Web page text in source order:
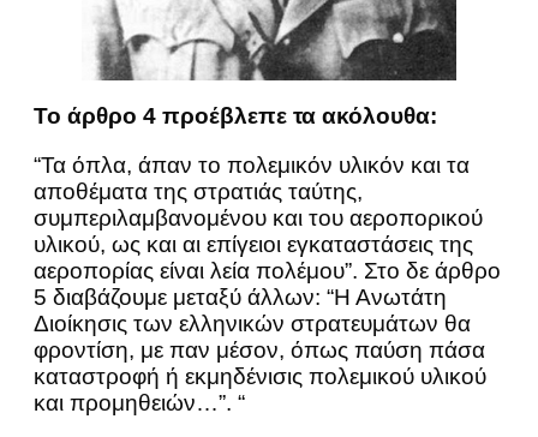
Το άρθρο 4 προέβλεπε τα ακόλουθα:
“Τα όπλα, άπαν το πολεμικόν υλικόν και τα
αποθέματα της στρατιάς ταύτης,
συμπεριλαμβανομένου και του αεροπορικού
υλικού, ως και αι επίγειοι εγκαταστάσεις της
αεροπορίας είναι λεία πολέμου”. Στο δε άρθρο
5 διαβάζουμε μεταξύ άλλων: “Η Ανωτάτη
Διοίκησις των ελληνικών στρατευμάτων θα
φροντίση, με παν μέσον, όπως παύση πάσα
καταστροφή ή εκμηδένισις πολεμικού υλικού
και προμηθειών…”. “